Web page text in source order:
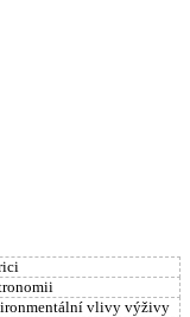
vlivy výživy